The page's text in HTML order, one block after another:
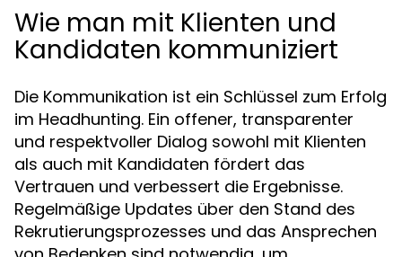
Wie man mit Klienten und
Kandidaten kommuniziert
Die Kommunikation ist ein Schlüssel zum Erfolg
im Headhunting. Ein offener, transparenter
und respektvoller Dialog sowohl mit Klienten
als auch mit Kandidaten fördert das
Vertrauen und verbessert die Ergebnisse.
Regelmäßige Updates über den Stand des
Rekrutierungsprozesses und das Ansprechen